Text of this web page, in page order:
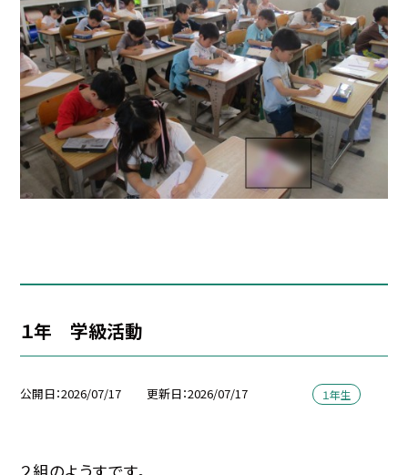
１年 学級活動
公開日 2026/07/17 更新日 2026/07/17 １年生